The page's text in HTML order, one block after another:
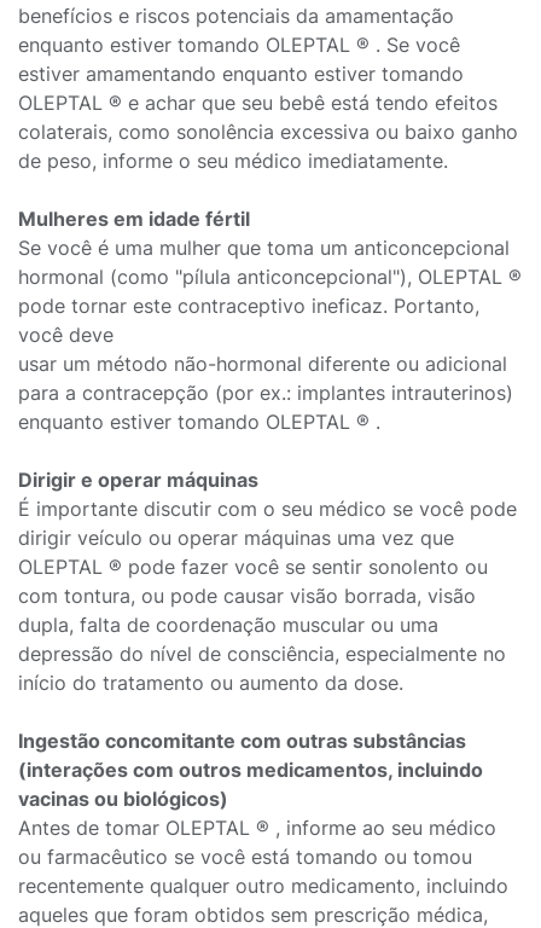
benefícios e riscos potenciais da amamentação
enquanto estiver tomando OLEPTAL ® . Se você
estiver amamentando enquanto estiver tomando
OLEPTAL ® e achar que seu bebê está tendo efeitos
colaterais, como sonolência excessiva ou baixo ganho
de peso, informe o seu médico imediatamente.
Mulheres em idade fértil
Se você é uma mulher que toma um anticoncepcional
hormonal (como "pílula anticoncepcional"), OLEPTAL ®
pode tornar este contraceptivo ineficaz. Portanto,
você deve
usar um método não-hormonal diferente ou adicional
para a contracepção (por ex.: implantes intrauterinos)
enquanto estiver tomando OLEPTAL ® .
Dirigir e operar máquinas
É importante discutir com o seu médico se você pode
dirigir veículo ou operar máquinas uma vez que
OLEPTAL ® pode fazer você se sentir sonolento ou
com tontura, ou pode causar visão borrada, visão
dupla, falta de coordenação muscular ou uma
depressão do nível de consciência, especialmente no
início do tratamento ou aumento da dose.
Ingestão concomitante com outras substâncias
(interações com outros medicamentos, incluindo
vacinas ou biológicos)
Antes de tomar OLEPTAL ® , informe ao seu médico
ou farmacêutico se você está tomando ou tomou
recentemente qualquer outro medicamento, incluindo
aqueles que foram obtidos sem prescrição médica,